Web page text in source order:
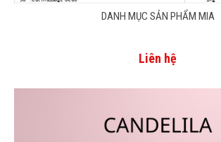
DANH MỤC SẢN PHẨM MIA
Liên hệ